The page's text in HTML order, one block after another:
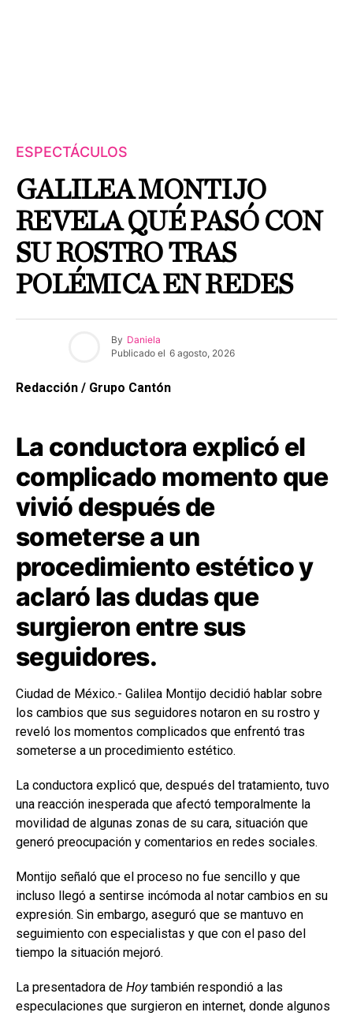
ESPECTÁCULOS
GALILEA MONTIJO
REVELA QUÉ PASÓ CON
SU ROSTRO TRAS
POLÉMICA EN REDES
By Daniela
Publicado el 6 agosto, 2026
Redacción / Grupo Cantón
La conductora explicó el
complicado momento que
vivió después de
someterse a un
procedimiento estético y
aclaró las dudas que
surgieron entre sus
seguidores.
Ciudad de México.- Galilea Montijo decidió hablar sobre
los cambios que sus seguidores notaron en su rostro y
reveló los momentos complicados que enfrentó tras
someterse a un procedimiento estético.
La conductora explicó que, después del tratamiento, tuvo
una reacción inesperada que afectó temporalmente la
movilidad de algunas zonas de su cara, situación que
generó preocupación y comentarios en redes sociales.
Montijo señaló que el proceso no fue sencillo y que
incluso llegó a sentirse incómoda al notar cambios en su
expresión. Sin embargo, aseguró que se mantuvo en
seguimiento con especialistas y que con el paso del
tiempo la situación mejoró.
La presentadora de Hoytambién respondió a las
especulaciones que surgieron en internet, donde algunos